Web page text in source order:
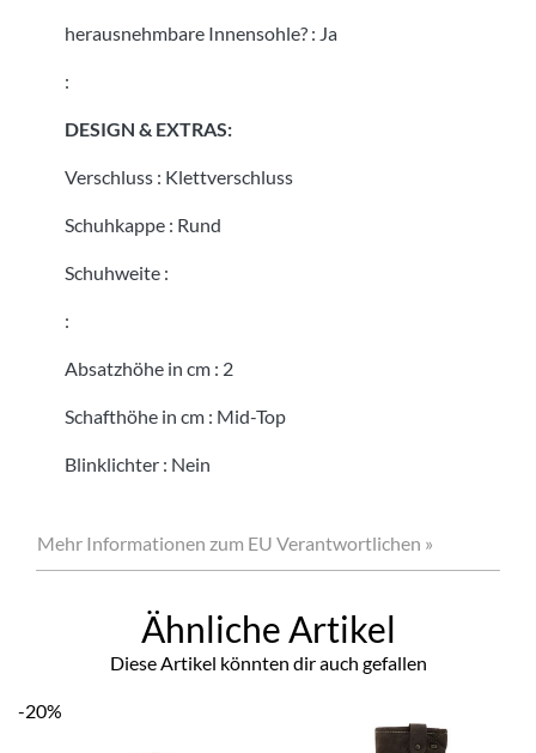
herausnehmbare Innensohle? : Ja
:
DESIGN & EXTRAS:
Verschluss : Klettverschluss
Schuhkappe : Rund
Schuhweite :
:
Absatzhöhe in cm : 2
Schafthöhe in cm : Mid-Top
Blinklichter : Nein
Mehr Informationen zum EU Verantwortlichen »
Ähnliche Artikel
Diese Artikel könnten dir auch gefallen
-20%